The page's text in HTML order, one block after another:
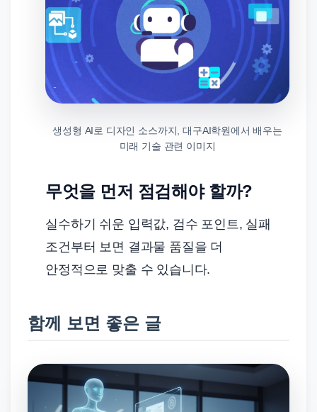
생성형 AI로 디자인 소스까지, 대구AI학원에서 배우는
미래 기술 관련 이미지
무엇을 먼저 점검해야 할까?
실수하기 쉬운 입력값, 검수 포인트, 실패
조건부터 보면 결과물 품질을 더
안정적으로 맞출 수 있습니다.
함께 보면 좋은 글